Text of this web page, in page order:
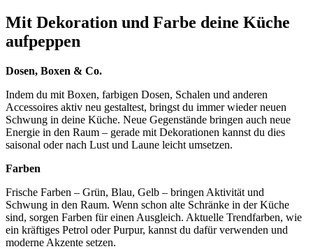
Mit Dekoration und Farbe deine Küche
aufpeppen
Dosen, Boxen & Co.
Indem du mit Boxen, farbigen Dosen, Schalen und anderen
Accessoires aktiv neu gestaltest, bringst du immer wieder neuen
Schwung in deine Küche. Neue Gegenstände bringen auch neue
Energie in den Raum – gerade mit Dekorationen kannst du dies
saisonal oder nach Lust und Laune leicht umsetzen.
Farben
Frische Farben – Grün, Blau, Gelb – bringen Aktivität und
Schwung in den Raum. Wenn schon alte Schränke in der Küche
sind, sorgen Farben für einen Ausgleich. Aktuelle Trendfarben, wie
ein kräftiges Petrol oder Purpur, kannst du dafür verwenden und
moderne Akzente setzen.